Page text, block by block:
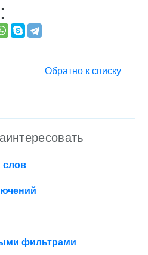
Обратно к списку
слов
фильтрами